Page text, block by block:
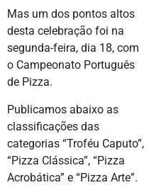
Mas um dos pontos altos
desta celebração foi na
segunda-feira, dia 18, com
o Campeonato Português
de Pizza.
Publicamos abaixo as
classificações das
categorias “Troféu Caputo”,
“Pizza Clássica”, “Pizza
Acrobática” e “Pizza Arte”.